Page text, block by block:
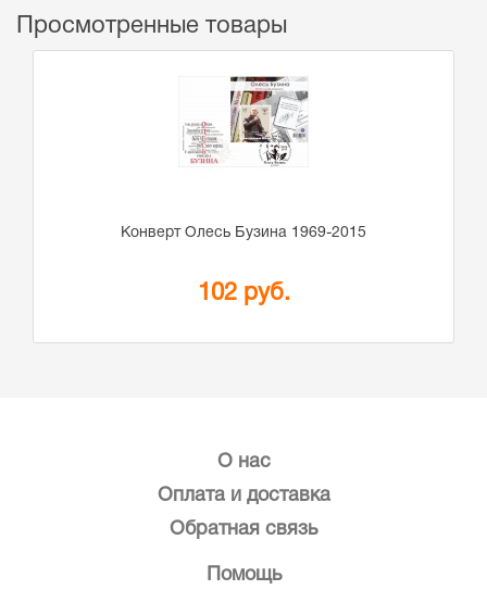
Просмотренные товары
Конверт Олесь Бузина 1969-2015
102 руб.
О нас
Оплата и доставка
Обратная связь
Помощь